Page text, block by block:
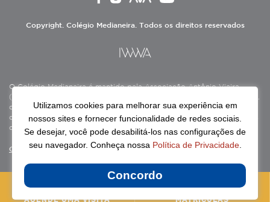
AGENDE UMA VISITA MATRÍCULAS
Copyright. Colégio Medianeira. Todos os direitos reservados
O Colégio Medianeira é mantido pela Associação Antônio Vieira
(ASAV), instituição de direito privado sem fins lucrativos, filantrópica,
de natureza educativa, cultural, assistencial e beneficente, certificada
como Entidade Beneficente de Assistência Social (CEBAS), nas áreas
de educação e assistência social.
Continue lendo
Utilizamos cookies para melhorar sua experiência em
nossos sites e fornecer funcionalidade de redes sociais.
Se desejar, você pode desabilitá-los nas configurações de
seu navegador. Conheça nossa Política de Privacidade.
Concordo